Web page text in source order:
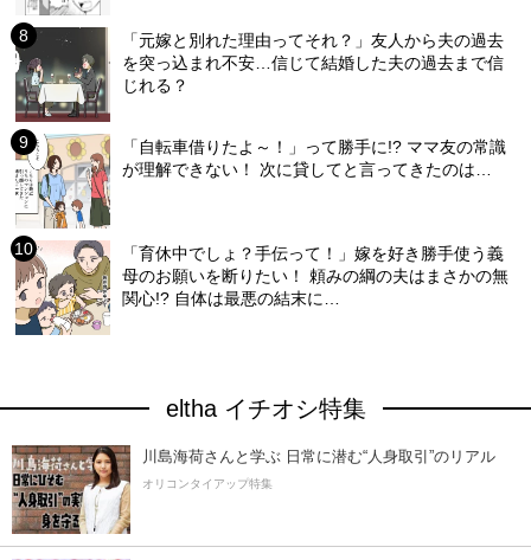
「元嫁と別れた理由ってそれ？」友人から夫の過去
を突っ込まれ不安…信じて結婚した夫の過去まで信
じれる？
「自転車借りたよ～！」って勝手に!? ママ友の常識
が理解できない！ 次に貸してと言ってきたのは…
「育休中でしょ？手伝って！」嫁を好き勝手使う義
母のお願いを断りたい！ 頼みの綱の夫はまさかの無
関心!? 自体は最悪の結末に…
eltha イチオシ特集
川島海荷さんと学ぶ 日常に潜む“人身取引”のリアル
オリコンタイアップ特集